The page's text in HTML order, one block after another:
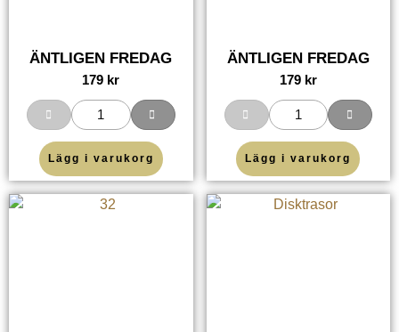
ÄNTLIGEN FREDAG
179 kr
Lägg i varukorg
ÄNTLIGEN FREDAG
179 kr
Lägg i varukorg